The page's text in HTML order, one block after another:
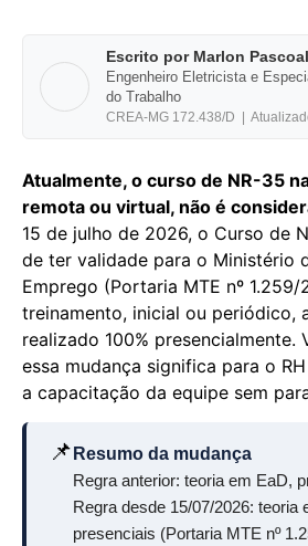
Escrito por Marlon Pascoal
Engenheiro Eletricista e
do Trabalho
CREA-MG 172.438/D |
Atualmente, o curso de NR-35
remota ou virtual, não é
15 de julho de 2026, o Curso de
de ter validade para o Ministério
Emprego (Portaria MTE nº 1.259/
treinamento, inicial ou periódico,
realizado 100% presencialmente.
essa mudança significa para o
a capacitação da equipe sem
📌 Resumo da mudança
Regra anterior: teoria em EaD,
Regra desde 15/07/2026: teoria
presenciais (Portaria MTE nº